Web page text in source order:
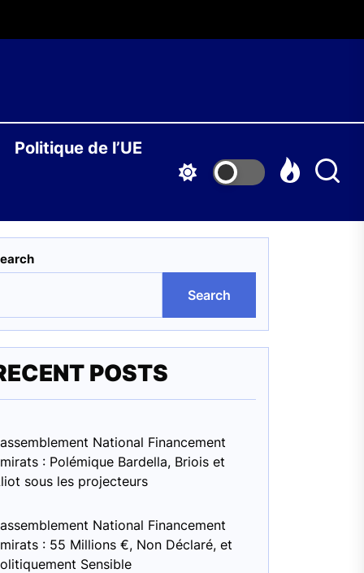
Politique de l’UE
Karabakh
Search
POSTS
National Financement
: Polémique Bardella, Briois et
sous les projecteurs
National Financement
: 55 Millions €, Non Déclaré, et
Sensible